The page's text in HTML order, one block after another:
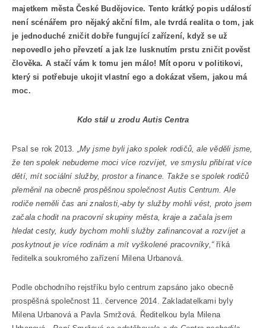
majetkem města České Budějovice. Tento krátký popis událostí
není scénářem pro nějaký akční film, ale tvrdá realita o tom, jak
je jednoduché zničit dobře fungující zařízení, když se už
nepovedlo jeho převzetí a jak lze lusknutím prstu zničit pověst
člověka. A stačí vám k tomu jen málo! Mít oporu v politikovi,
který si potřebuje ukojit vlastní ego a dokázat všem, jakou má
moc.
Kdo stál u zrodu Autis Centra
Psal se rok 2013.
„My jsme byli jako spolek rodičů, ale věděli jsme,
že ten spolek nebudeme moci více rozvíjet, ve smyslu přibírat více
dětí, mít sociální služby, prostor a finance. Takže se spolek rodičů
přeměnil na obecně prospěšnou společnost Autis Centrum. Ale
rodiče neměli čas ani znalosti, aby ty služby mohli vést, proto jsem
začala chodit na pracovní skupiny města, kraje a začala jsem
hledat cesty, kudy bychom mohli služby zafinancovat a rozvíjet a
poskytnout je více rodinám a mít vyškolené pracovníky,“říká
ředitelka soukromého zařízení Milena Urbanová.
Podle obchodního rejstříku bylo centrum zapsáno jako obecně
prospěšná společnost 11. července 2014. Zakladatelkami byly
Milena Urbanová a Pavla Smržová. Ředitelkou byla Milena